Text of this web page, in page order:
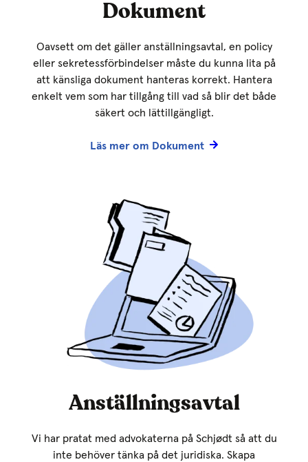
Dokument
Oavsett om det gäller anställningsavtal, en policy
eller sekretessförbindelser måste du kunna lita på
att känsliga dokument hanteras korrekt. Hantera
enkelt vem som har tillgång till vad så blir det både
säkert och lättillgängligt.
Läs mer om Dokument
Anställningsavtal
Vi har pratat med advokaterna på Schjødt så att du
inte behöver tänka på det juridiska. Skapa